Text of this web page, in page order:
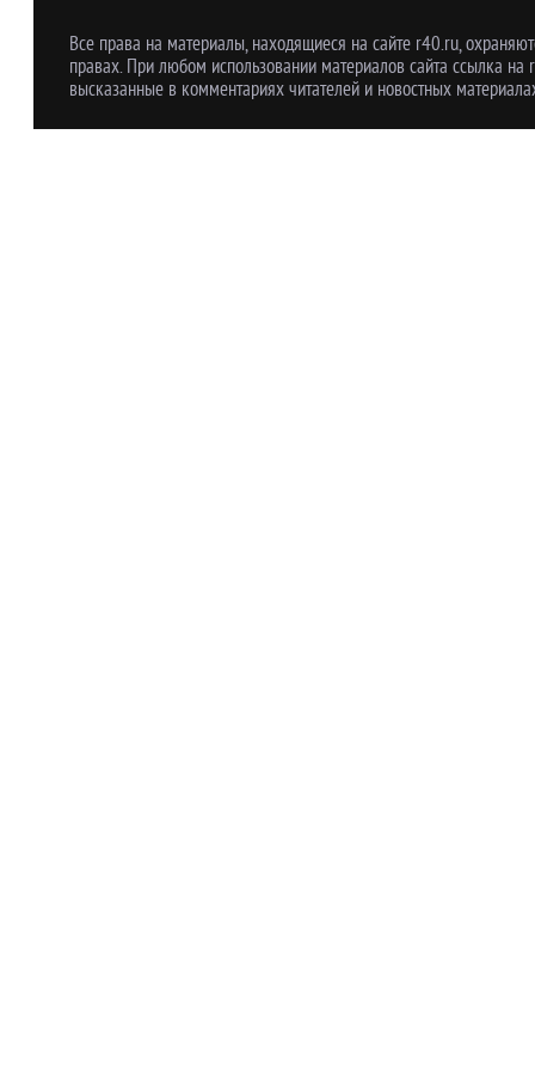
Все права на материалы, находящиеся на сайте r40.ru,
правах. При любом использовании материалов сайта ссылка
высказанные в комментариях читателей и новостных